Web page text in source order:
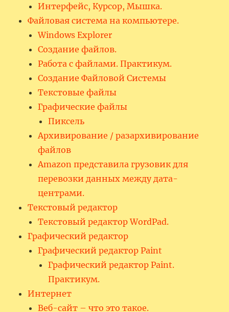
Интерфейс, Курсор, Мышка.
Файловая система на компьютере.
Windows Explorer
Создание файлов.
Работа с файлами. Практикум.
Создание Файловой Системы
Текстовые файлы
Графические файлы
Пиксель
Архивирование / разархивирование
файлов
Amazon представила грузовик для
перевозки данных между дата-
центрами.
Текстовый редактор
Текстовый редактор WordPad.
Графический редактор
Графический редактор Paint
Графический редактор Paint.
Практикум.
Интернет
Веб-сайт – что это такое.